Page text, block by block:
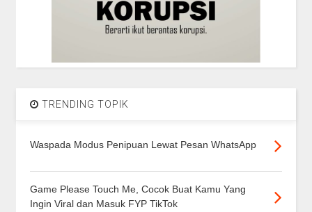
TRENDING TOPIK
Waspada Modus Penipuan Lewat Pesan WhatsApp
Game Please Touch Me, Cocok Buat Kamu Yang
Ingin Viral dan Masuk FYP TikTok